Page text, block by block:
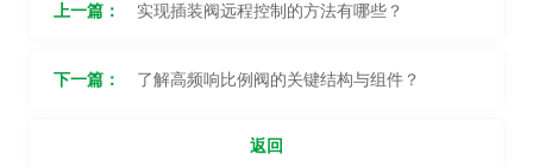
上一篇： 实现插装阀远程控制的方法有哪些？
下一篇： 了解高频响比例阀的关键结构与组件？
返回